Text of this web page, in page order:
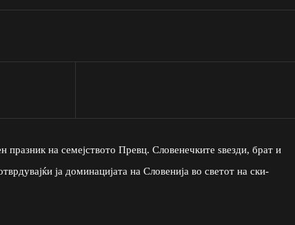
празник на семејството Превц. Словенечките ѕвезди, брат и
ја доминацијата на Словенија во светот на ски-